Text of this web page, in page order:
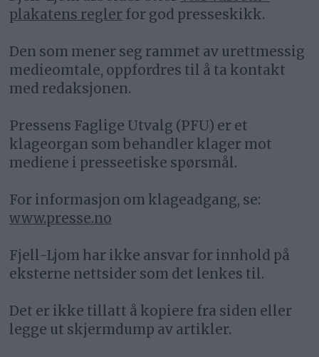
plakatens regler for god presseskikk.
Den som mener seg rammet av urettmessig
medieomtale, oppfordres til å ta kontakt
med redaksjonen.
Pressens Faglige Utvalg (PFU) er et
klageorgan som behandler klager mot
mediene i presseetiske spørsmål.
For informasjon om klageadgang, se:
www.presse.no
Fjell-Ljom har ikke ansvar for innhold på
eksterne nettsider som det lenkes til.
Det er ikke tillatt å kopiere fra siden eller
legge ut skjermdump av artikler.